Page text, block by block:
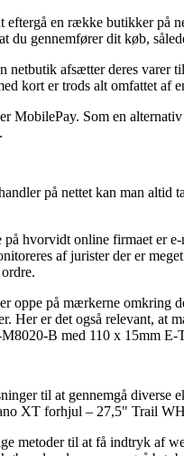
eftergå en række butikker
du gennemfører dit køb,
netbutik afsætter deres varer
kort er trods alt omfattet af
MobilePay. Som en
på nettet kan man
hvorvidt online firmaet er
af jurister der er
oppe på mærkerne omkring
Her er det også relevant, at
B med 110 x 15mm E-
til at gennemgå diverse
XT forhjul – 27,5" Trail
metoder til at få indtryk af